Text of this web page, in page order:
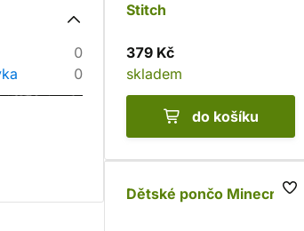
0
0
Stitch
379 Kč
skladem
do košíku
Dětské pončo Minecraft